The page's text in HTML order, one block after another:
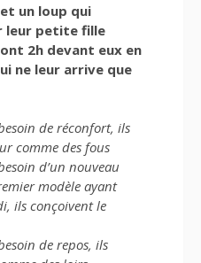
un loup qui
leur petite fille
2h devant eux en
ne leur arrive que
de réconfort, ils
comme des fous
d’un nouveau
modèle ayant
ils conçoivent le
de repos, ils